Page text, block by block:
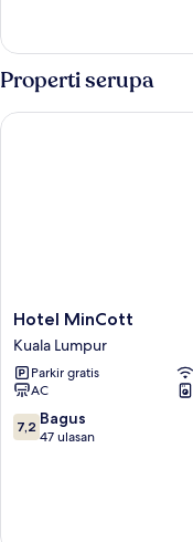
Tidur
Queen
Kamar
Double
Deluks,
Tempat
Properti serupa
Hotel
MinCott
Kuala
Lumpur
Hotel MinCott
Kuala Lumpur
Parkir gratis
AC
7.2
dari
7,2 Bagus
47 ulasan
Hotel MinCott